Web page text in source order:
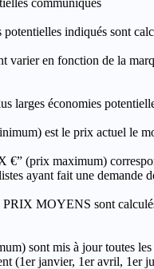
indiqués sont
varier en fonction de la
larges économies
est le prix actuel le
(prix maximum)
ayant fait une demande
MOYENS sont calculés
sont mis à jour toutes les
(1er janvier, 1er avril, 1er